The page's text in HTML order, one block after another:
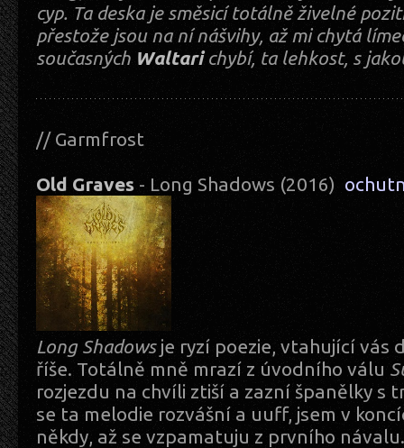
cyp. Ta deska je směsicí totálně živelné
přestože jsou na ní nášvihy, až mi chytá
současných Waltarichybí, ta lehkost, s
// Garmfrost
Old Graves - Long Shadows (2016)
Long Shadowsje ryzí poezie, vtahující vás
říše. Totálně mně mrazí z úvodního válu
rozjezdu na chvíli ztiší a zazní španělky s
se ta melodie rozvášní a uuff, jsem v
někdy, až se vzpamatuju z prvního návalu.